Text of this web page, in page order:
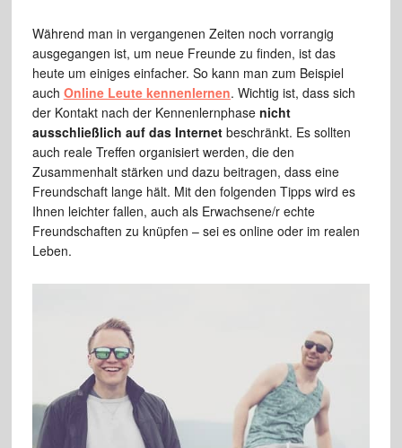
Während man in vergangenen Zeiten noch vorrangig
ausgegangen ist, um neue Freunde zu finden, ist das
heute um einiges einfacher. So kann man zum Beispiel
auch Online Leute kennenlernen. Wichtig ist, dass sich
der Kontakt nach der Kennenlernphase nicht
ausschließlich auf das Internetbeschränkt. Es sollten
auch reale Treffen organisiert werden, die den
Zusammenhalt stärken und dazu beitragen, dass eine
Freundschaft lange hält. Mit den folgenden Tipps wird es
Ihnen leichter fallen, auch als Erwachsene/r echte
Freundschaften zu knüpfen – sei es online oder im realen
Leben.